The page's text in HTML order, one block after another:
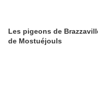
Les pigeons de
de Mostuéjouls